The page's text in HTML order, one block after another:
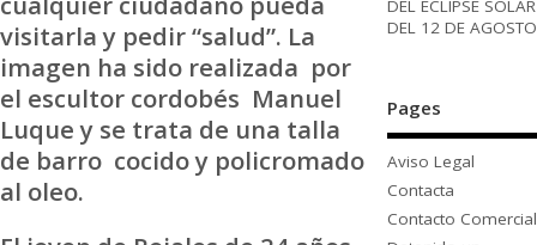
visitarla y pedir “salud”. La
imagen ha sido realizada por
el escultor cordobés Manuel
Luque y se trata de una talla
de barro cocido y policromado
al oleo.
DEL ECLIPSE SOLAR
DEL 12 DE AGOSTO
Pages
Aviso Legal
Contacta
Contacto Comercial